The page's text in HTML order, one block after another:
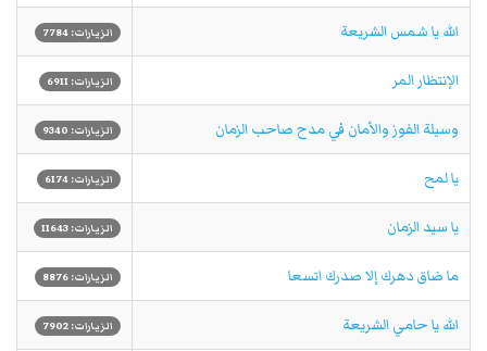
الله يا شمس الشريعة الزيارات: 7784
الإنتظار المر الزيارات: 6911
وسيلة الفوز والأمان في مدح صاحب الزمان الزيارات: 9340
يا لمح الزيارات: 6174
يا سيد الزمان الزيارات: 11643
ما ضاق دهرك إلا صدرك اتسعا الزيارات: 8876
الله يا حامي الشريعة الزيارات: 7902